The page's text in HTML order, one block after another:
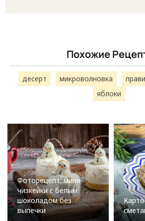
Похожие
десерт микроволновка
яблоки
Фоторецепт: мини-
чизкейки с белым
шоколадом без
выпечки